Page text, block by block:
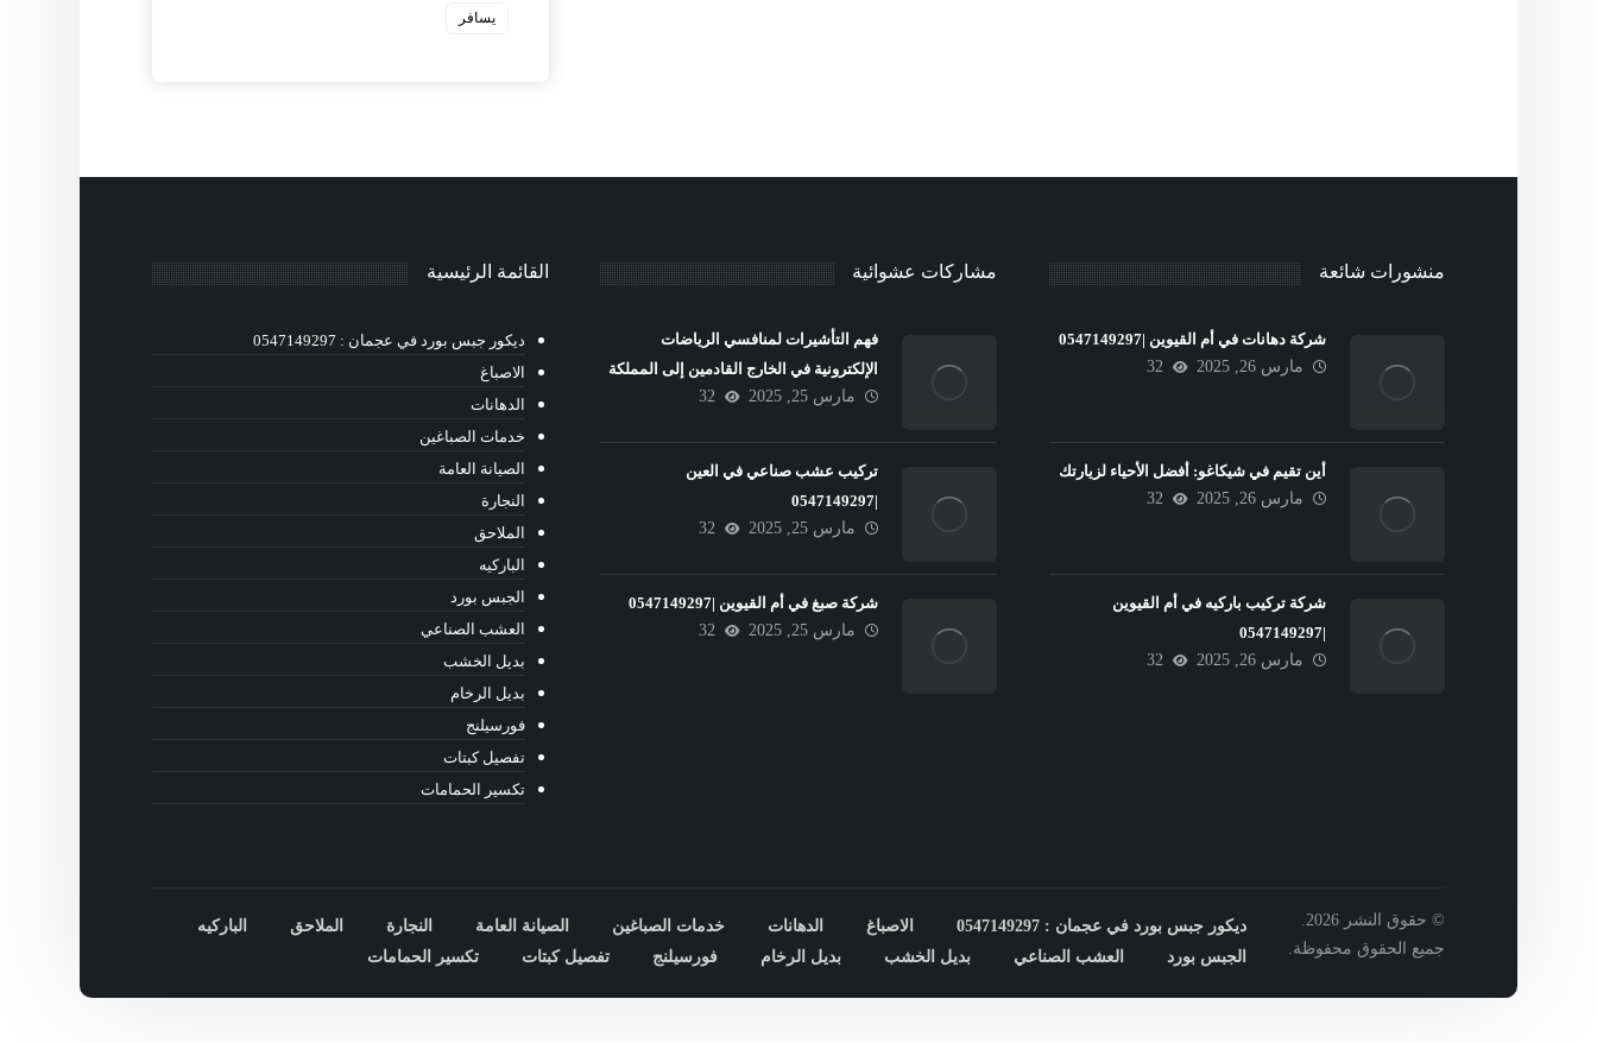
يسافر
منشورات شائعة
شركة دهانات في أم القيوين |0547149297
مارس 26, 2025
32
أين تقيم في شيكاغو: أفضل الأحياء لزيارتك
مارس 26, 2025
32
شركة تركيب باركيه في أم القيوين
|0547149297
مارس 26, 2025
32
مشاركات عشوائية
فهم التأشيرات لمنافسي الرياضات
الإلكترونية في الخارج القادمين إلى المملكة
المتحدة
مارس 25, 2025 32
تركيب عشب صناعي في العين
|0547149297
مارس 25, 2025
32
شركة صبغ في أم القيوين |0547149297
مارس 25, 2025
32
القائمة الرئيسية
ديكور جبس بورد في عجمان : 0547149297
الاصباغ
الدهانات
خدمات الصباغين
الصيانة العامة
النجارة
الملاحق
الباركيه
الجبس بورد
العشب الصناعي
بديل الخشب
بديل الرخام
فورسيلنج
تفصيل كبتات
تكسير الحمامات
© حقوق النشر 2026.
جميع الحقوق محفوظة.
ديكور جبس بورد في عجمان : 0547149297 الاصباغ الدهانات خدمات الصباغين الصيانة العامة النجارة الملاحق
الباركيه
الجبس بورد
العشب الصناعي بديل الخشب بديل الرخام فورسيلنج تفصيل كبتات تكسير الحمامات